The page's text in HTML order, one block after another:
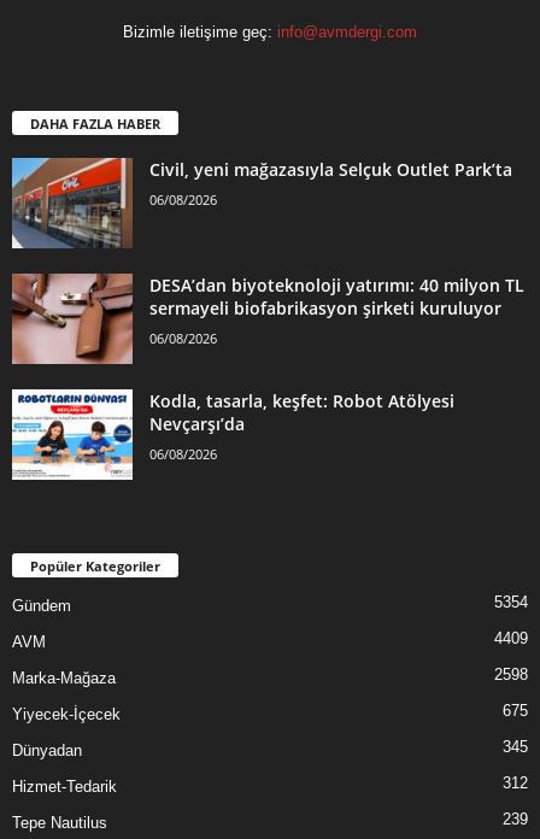
Bizimle iletişime geç: info@avmdergi.com
DAHA FAZLA HABER
Civil, yeni mağazasıyla Selçuk Outlet Park’ta
06/08/2026
DESA’dan biyoteknoloji yatırımı: 40 milyon TL
sermayeli biofabrikasyon şirketi kuruluyor
06/08/2026
Kodla, tasarla, keşfet: Robot Atölyesi
Nevçarşı’da
06/08/2026
Popüler Kategoriler
Gündem 5354
AVM 4409
Marka-Mağaza 2598
Yiyecek-İçecek 675
Dünyadan 345
Hizmet-Tedarik 312
Tepe Nautilus 239